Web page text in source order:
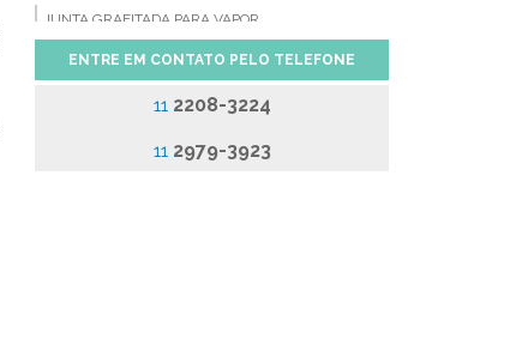
JUNTA GRAFITADA PARA VAPOR
JUNTA SERRILHADA
JUNTAS DE FIBRA CERÂMICA
ENTRE EM CONTATO PELO TELEFONE
11 2208-3224
11 2979-3923